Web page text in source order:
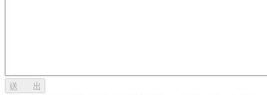
送 出